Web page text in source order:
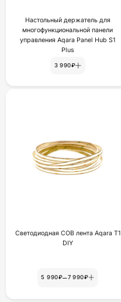
Настольный держатель для
многофункциональной панели
управления Aqara Panel Hub S1
Plus
3 990₽
Светодиодная COB лента Aqara T1
DIY
5 990₽–7 990₽